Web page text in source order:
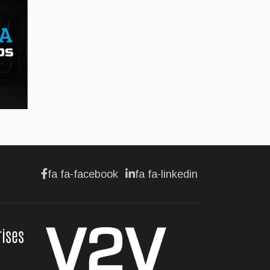
Hyundai dévoile sa
fa fa-facebook fa fa-linkedin